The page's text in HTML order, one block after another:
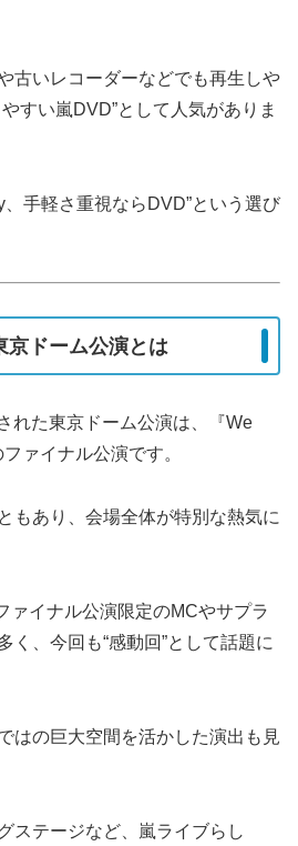
古いレコーダーなどでも再生しや
すい嵐DVD”として人気がありま
手軽さ重視ならDVD”という選び
京ドーム公演とは
れた東京ドーム公演は、『We
ァイナル公演です。
もあり、会場全体が特別な熱気に
ァイナル公演限定のMCやサプラ
く、今回も“感動回”として話題に
はの巨大空間を活かした演出も見
ステージなど、嵐ライブらし